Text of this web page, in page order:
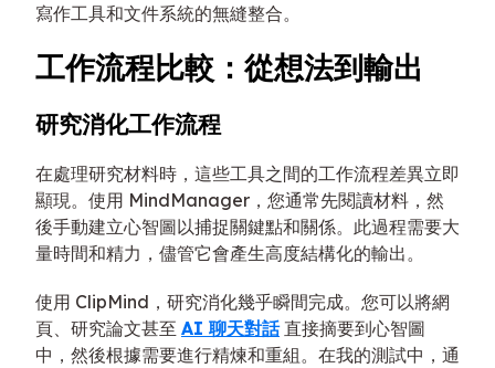
寫作工具和文件系統的無縫整合。
工作流程比較：從想法到輸出
研究消化工作流程
在處理研究材料時，這些工具之間的工作流程差異立即
顯現。使用 MindManager，您通常先閱讀材料，然
後手動建立心智圖以捕捉關鍵點和關係。此過程需要大
量時間和精力，儘管它會產生高度結構化的輸出。
使用 ClipMind，研究消化幾乎瞬間完成。您可以將網
頁、研究論文甚至 AI 聊天對話直接摘要到心智圖
中，然後根據需要進行精煉和重組。在我的測試中，通